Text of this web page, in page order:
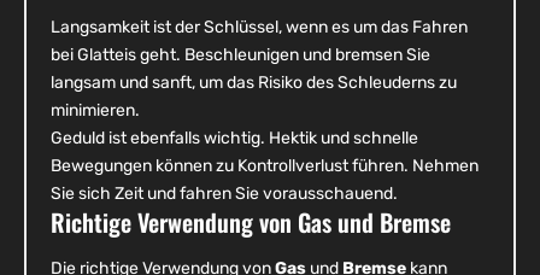
Langsamkeit ist der Schlüssel, wenn es um das Fahren
bei Glatteis geht. Beschleunigen und bremsen Sie
langsam und sanft, um das Risiko des Schleuderns zu
minimieren.
Geduld ist ebenfalls wichtig. Hektik und schnelle
Bewegungen können zu Kontrollverlust führen. Nehmen
Sie sich Zeit und fahren Sie vorausschauend.
Richtige Verwendung von Gas und Bremse
Die richtige Verwendung vonGas und Bremse kann